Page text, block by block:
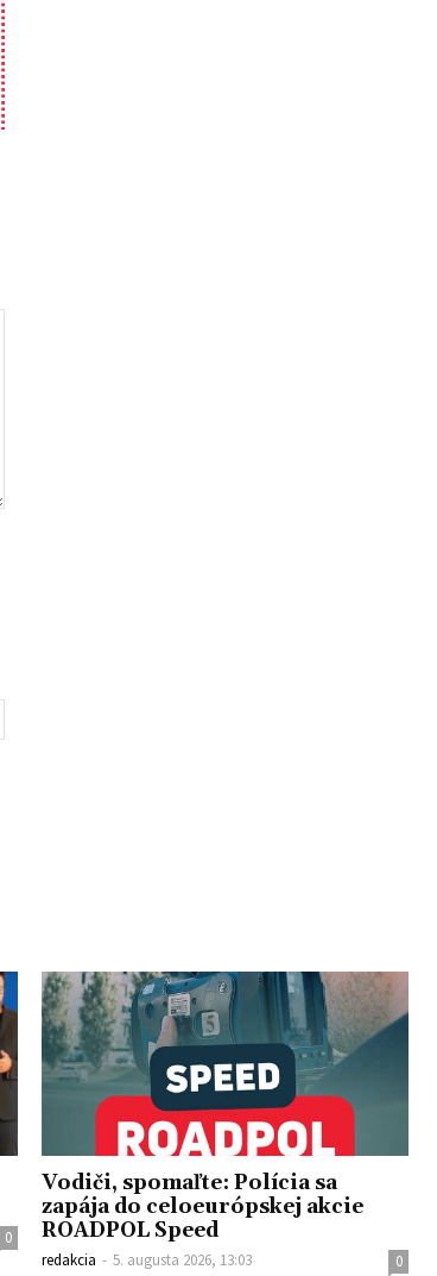
0
Vodiči, spomaľte: Polícia sa
zapája do celoeurópskej akcie
ROADPOL Speed
redakcia - 5. augusta 2026, 13:03 0